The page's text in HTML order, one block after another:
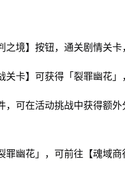
之境】按钮，通关剧情关
关卡】可获得「裂罪幽花」
，可在活动挑战中获得额
罪幽花」，可前往【魂域商